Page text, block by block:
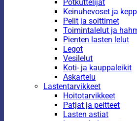
Potkuttelijat
Keinuhevoset ja
Pelit ja soittimet
Toimintalelut ja
Pienten lasten lelut
Legot
Vesilelut
Koti- ja kauppaleikit
Askartelu
Lastentarvikkeet
Hoitotarvikkeet
Patjat ja peitteet
Lasten astiat